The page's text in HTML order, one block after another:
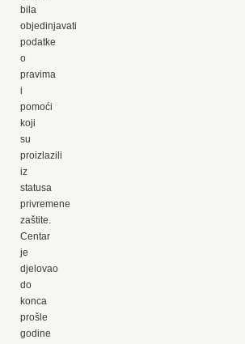
bila
objedinjavati
podatke
o
pravima
i
pomoći
koji
su
proizlazili
iz
statusa
privremene
zaštite.
Centar
je
djelovao
do
konca
prošle
godine